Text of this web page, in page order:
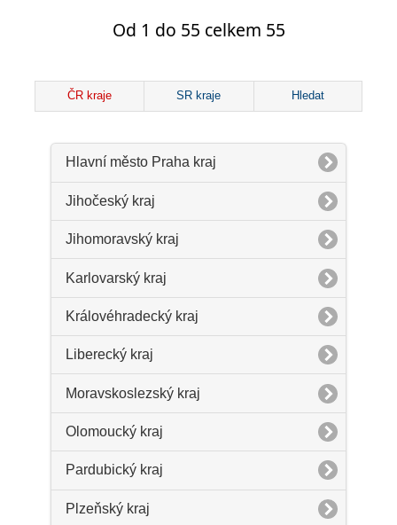
Od 1 do 55 celkem 55
ČR kraje SR kraje Hledat
Hlavní město Praha kraj
Jihočeský kraj
Jihomoravský kraj
Karlovarský kraj
Královéhradecký kraj
Liberecký kraj
Moravskoslezský kraj
Olomoucký kraj
Pardubický kraj
Plzeňský kraj